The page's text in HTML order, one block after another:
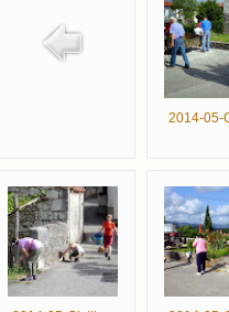
2014-05-